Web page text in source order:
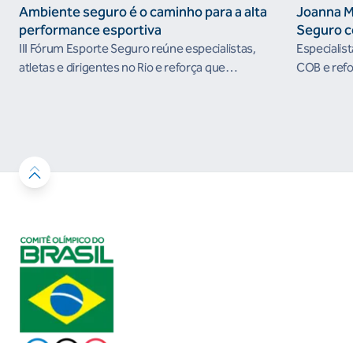
Ambiente seguro é o caminho para a alta
performance esportiva
III Fórum Esporte Seguro reúne especialistas,
atletas e dirigentes no Rio e reforça que
Joanna
Seguro
COB e